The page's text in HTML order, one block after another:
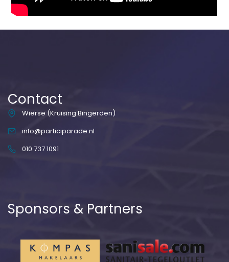
Contact
Wierse (Kruising Bingerden)
info@participarade.nl
010 737 1091
Sponsors & Partners